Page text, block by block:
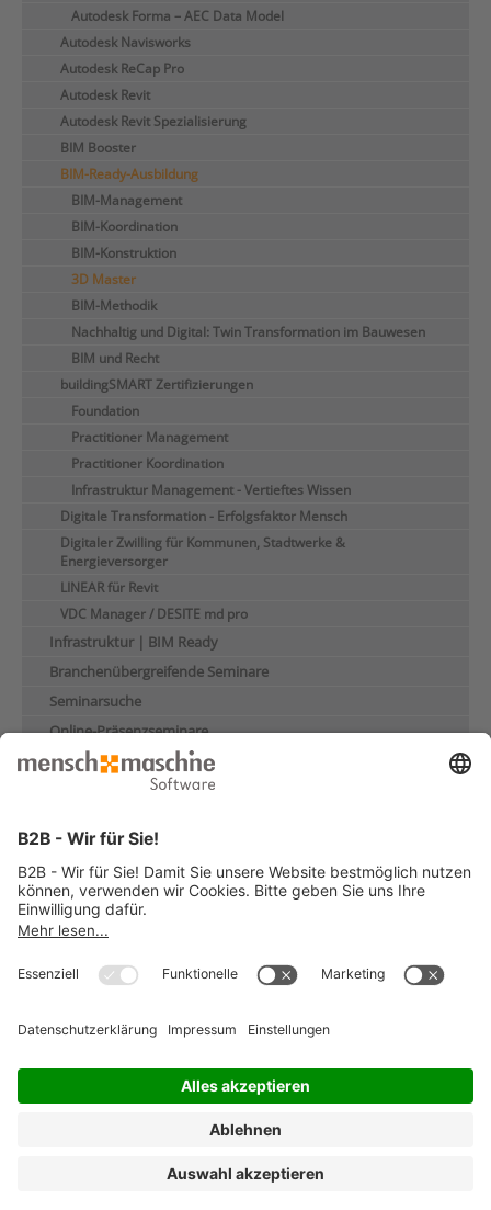
Autodesk Forma – AEC Data Model
Autodesk Navisworks
Autodesk ReCap Pro
Autodesk Revit
Autodesk Revit Spezialisierung
BIM Booster
BIM-Ready-Ausbildung
BIM-Management
BIM-Koordination
BIM-Konstruktion
3D Master
BIM-Methodik
Nachhaltig und Digital: Twin Transformation im Bauwesen
BIM und Recht
buildingSMART Zertifizierungen
Foundation
Practitioner Management
Practitioner Koordination
Infrastruktur Management - Vertieftes Wissen
Digitale Transformation - Erfolgsfaktor Mensch
Digitaler Zwilling für Kommunen, Stadtwerke &
Energieversorger
LINEAR für Revit
VDC Manager / DESITE md pro
Infrastruktur | BIM Ready
Branchenübergreifende Seminare
Seminarsuche
Online-Präsenzseminare
Individualseminare
Seminare für Studium/Ausbildung
e-Learnings